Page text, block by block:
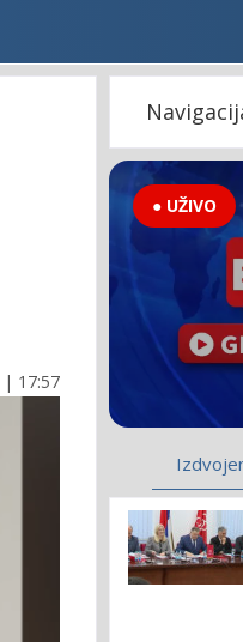
| 17:57
● UŽIVO